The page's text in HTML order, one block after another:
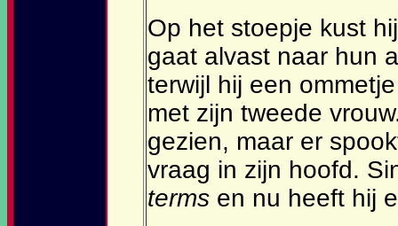
Op het stoepje kust
gaat alvast naar hun
terwijl hij een
met zijn tweede
gezien, maar er
vraag in zijn hoofd.
terms en nu heeft hij